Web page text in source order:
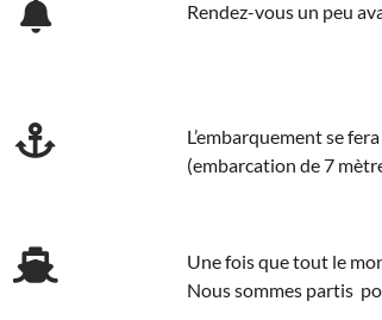
Rendez-vous un peu
L’embarquement se
(embarcation de 7
Une fois que tout le
Nous sommes partis